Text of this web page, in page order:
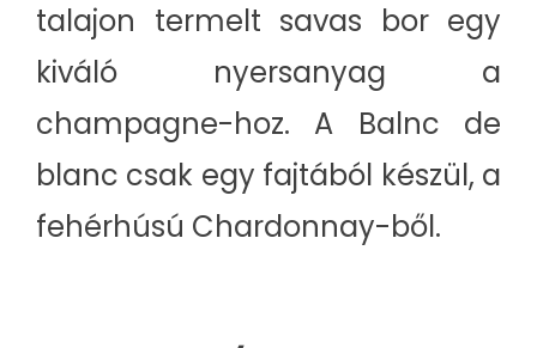
talajon termelt savas bor egy
kiváló nyersanyag a
champagne-hoz. A Balnc de
blanc csak egy fajtából készül, a
fehérhúsú Chardonnay-ből.